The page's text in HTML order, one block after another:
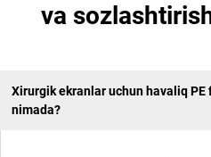
va
Xirurgik ekranlar uchun havaliq PE
nimada?